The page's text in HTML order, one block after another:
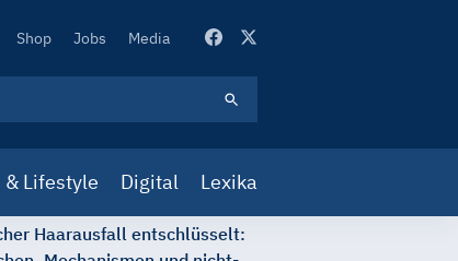
Secondary
Shop Jobs Media
& Lifestyle Digital Lexika
Haarausfall entschlüsselt: